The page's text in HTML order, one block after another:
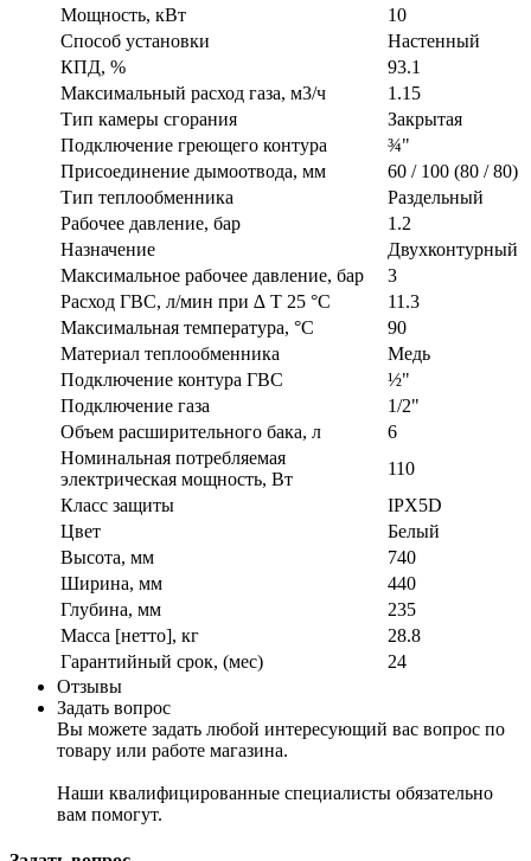
Мощность, кВт
10
Способ установки
Настенный
КПД, %
93.1
Максимальный расход газа, м3/ч
1.15
Тип камеры сгорания
Закрытая
Подключение греющего контура
¾"
Присоединение дымоотвода, мм
60 / 100 (80 / 80)
Тип теплообменника
Раздельный
Рабочее давление, бар
1.2
Назначение
Двухконтурный
Максимальное рабочее давление, бар
3
Расход ГВС, л/мин при ∆ T 25 °C
11.3
Максимальная температура, °C
90
Материал теплообменника
Медь
Подключение контура ГВС
½"
Подключение газа
1/2"
Объем расширительного бака, л
6
Номинальная потребляемая
электрическая мощность, Вт
110
Класс защиты
IPX5D
Цвет
Белый
Высота, мм
740
Ширина, мм
440
Глубина, мм
235
Масса [нетто], кг
28.8
Гарантийный срок, (мес)
24
Отзывы
Задать вопрос
Вы можете задать любой интересующий вас вопрос по
товару или работе магазина.
Наши квалифицированные специалисты обязательно
вам помогут.